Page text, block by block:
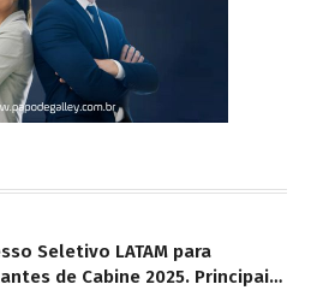
Seletivo LATAM para
de Cabine 2025. Principais